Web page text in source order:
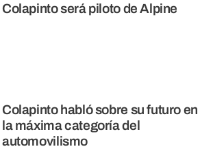
Colapinto será piloto de Alpine
Colapinto habló sobre su futuro en
la máxima categoría del
automovilismo